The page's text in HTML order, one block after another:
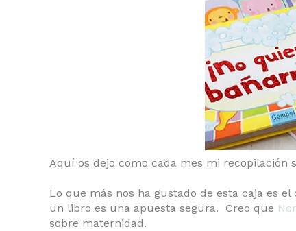
Aquí os dejo como cada mes mi recopilación
Lo que más nos ha gustado de esta caja es
un libro es una apuesta segura. Creo que
sobre maternidad.